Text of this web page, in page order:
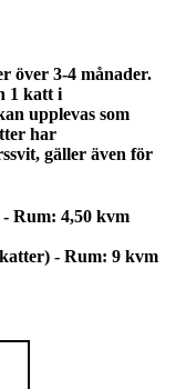
över 3-4 månader.
1 katt i
upplevas som
har
gäller även för
Rum: 4,50 kvm
- Rum: 9 kvm